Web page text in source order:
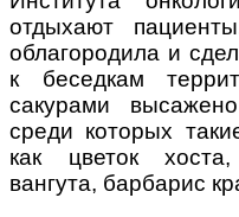
отдыхают
облагородила и
к беседкам
сакурами
среди которых
как цветок
вангута, барбарис